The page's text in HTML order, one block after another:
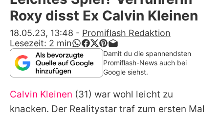
Alle Themen auf Promiflash
App runterladen
Team
Redaktionelle Richtlinien
Impressum
Roxy disst Ex Calvin Kleinen
18.05.23, 13:48 - Promiflash Redaktion
Lesezeit: 2 min
Damit du die spannendsten
Promiflash-News auch bei
Google siehst.
Calvin Kleinen (31) war wohl leicht zu
knacken. Der Realitystar traf zum ersten Mal